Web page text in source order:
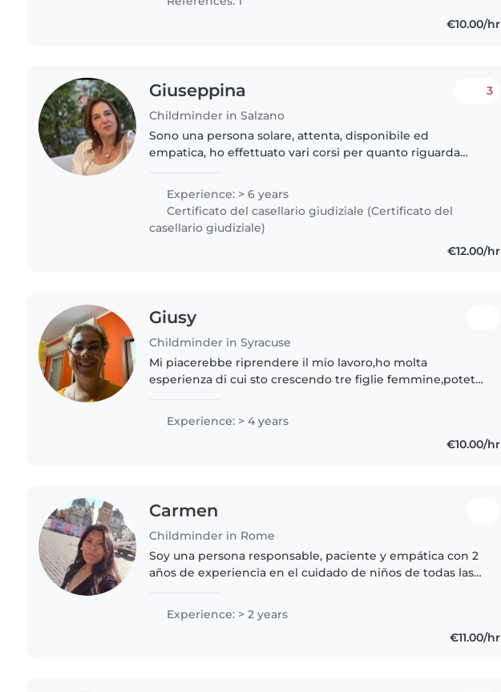
€10.00/hr
Giuseppina
Childminder in Salzano
3
Sono una persona solare, attenta, disponibile ed
empatica, ho effettuato vari corsi per quanto riguarda
bambini con bisogni educativi..
Experience: > 6 years
Certificato del casellario giudiziale (Certificato del
casellario giudiziale)
€12.00/hr
Giusy
Childminder in Syracuse
Mi piacerebbe riprendere il mio lavoro,ho molta
esperienza di cui sto crescendo tre figlie femmine,potete
nel pomeriggio..
Experience: > 4 years
€10.00/hr
Carmen
Childminder in Rome
Soy una persona responsable, paciente y empática con 2
años de experiencia en el cuidado de niños de todas las
Experience: > 2 years
€11.00/hr